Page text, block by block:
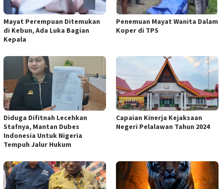
Mayat Perempuan Ditemukan
di Kebun, Ada Luka Bagian
Kepala
Penemuan Mayat Wanita Dalam
Koper di TPS
Diduga Difitnah Lecehkan
Stafnya, Mantan Dubes
Indonesia Untuk Nigeria
Tempuh Jalur Hukum
Capaian Kinerja Kejaksaan
Negeri Pelalawan Tahun 2024